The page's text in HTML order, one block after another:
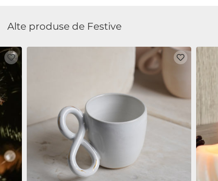
Alte produse de Festive